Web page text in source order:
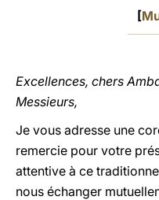
[
Excellences, chers
Messieurs,
Je vous adresse une
remercie pour votre
attentive à ce
nous échanger